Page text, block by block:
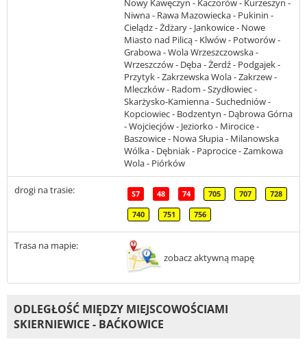
Niwna - Rawa Mazowiecka - Pukinin -
Cielądz - Żdżary - Jankowice - Nowe
Miasto nad Pilicą - Klwów - Potworów -
Grabowa - Wola Wrzeszczowska -
Wrzeszczów - Dęba - Żerdź - Podgajek -
Przytyk - Zakrzewska Wola - Zakrzew -
Mleczków - Radom - Szydłowiec -
Skarżysko-Kamienna - Suchedniów -
Kopciowiec - Bodzentyn - Dąbrowa Górna
- Wojciecjów - Jeziorko - Mirocice -
Baszowice - Nowa Słupia - Milanowska
Wólka - Dębniak - Paprocice - Zamkowa
Wola - Piórków
drogi na trasie: S7 48 74 705 707 728
740 751 756
Trasa na mapie:
zobacz aktywną mapę
ODLEGŁOŚĆ MIĘDZY MIEJSCOWOŚCIAMI
SKIERNIEWICE - BAĆKOWICE